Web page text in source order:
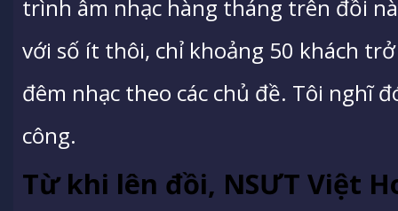
trình âm nhạc hàng tháng trên đồi
với số ít thôi, chỉ khoảng 50 khách
đêm nhạc theo các chủ đề. Tôi nghĩ
công.
Từ khi lên đồi, NSƯT Việt